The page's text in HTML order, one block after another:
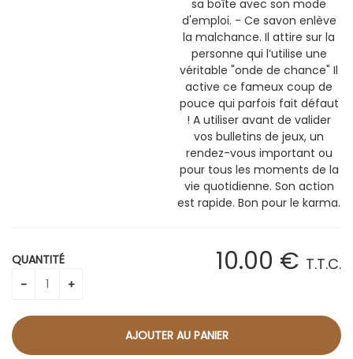
sa boîte avec son mode
d'emploi. - Ce savon enlève
la malchance. Il attire sur la
personne qui l’utilise une
véritable "onde de chance" Il
active ce fameux coup de
pouce qui parfois fait défaut
! A utiliser avant de valider
vos bulletins de jeux, un
rendez-vous important ou
pour tous les moments de la
vie quotidienne. Son action
est rapide. Bon pour le karma.
10.00 € T.T.C.
QUANTITÉ